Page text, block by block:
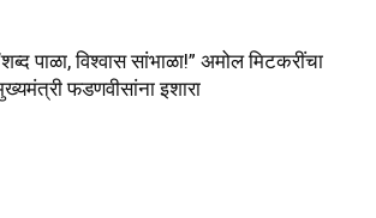
पाळा, विश्वास सांभाळा!” अमोल मिटकरींचा
फडणवीसांना इशारा